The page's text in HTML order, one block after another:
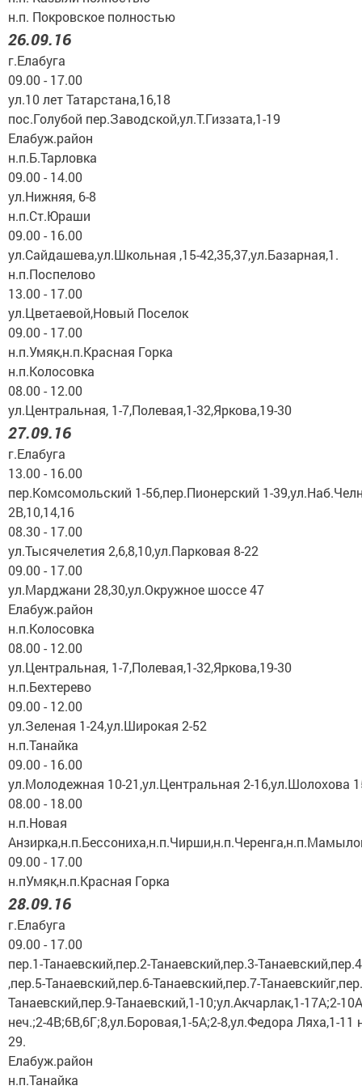
н.п. Покровское полностью
26.09.16
г.Елабуга
09.00 - 17.00
ул.10 лет Татарстана,16,18
пос.Голубой пер.Заводской,ул.Т.Гиззата,1-19
Елабуж.район
н.п.Б.Тарловка
09.00 - 14.00
ул.Нижняя, 6-8
н.п.Ст.Юраши
09.00 - 16.00
ул.Сайдашева,ул.Школьная ,15-42,35,37,ул.Базарная,1.
н.п.Поспелово
13.00 - 17.00
ул.Цветаевой,Новый Поселок
09.00 - 17.00
н.п.Умяк,н.п.Красная Горка
н.п.Колосовка
08.00 - 12.00
ул.Центральная, 1-7,Полевая,1-32,Яркова,19-30
27.09.16
г.Елабуга
13.00 - 16.00
пер.Комсомольский 1-56,пер.Пионерский 1-
2В,10,14,16
08.30 - 17.00
ул.Тысячелетия 2,6,8,10,ул.Парковая 8-22
09.00 - 17.00
ул.Марджани 28,30,ул.Окружное шоссе 47
Елабуж.район
н.п.Колосовка
08.00 - 12.00
ул.Центральная, 1-7,Полевая,1-32,Яркова,19-30
н.п.Бехтерево
09.00 - 12.00
ул.Зеленая 1-24,ул.Широкая 2-52
н.п.Танайка
09.00 - 16.00
ул.Молодежная 10-21,ул.Центральная 2-16,ул.Шолохова
08.00 - 18.00
н.п.Новая
09.00 - 17.00
н.пУмяк,н.п.Красная Горка
28.09.16
г.Елабуга
09.00 - 17.00
пер.1-Танаевский,пер.2-Танаевский,пер.3-
,пер.5-Танаевский,пер.6-Танаевский,пер.7-
Танаевский,пер.9-Танаевский,1-10;ул.Акчарлак,1-17А;2-
неч.;2-4В;6В,6Г;8,ул.Боровая,1-5А;2-8,ул.Федора Ляха,1-11
29.
Елабуж.район
н.п.Танайка